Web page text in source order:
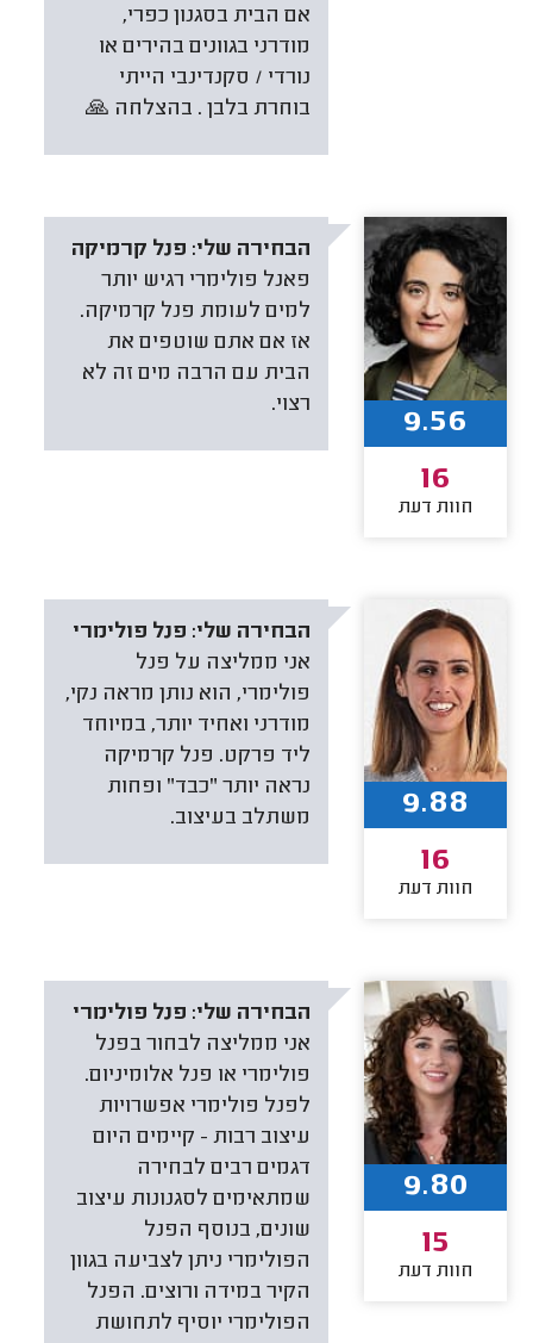
אם הבית בסגנון כפרי,
מודרני בגוונים בהירים או
נורדי / סקנדינבי הייתי
בוחרת בלבן . בהצלחה 🙏
הבחירה שלי: פנל קרמיקה
פאנל פולימרי רגיש יותר
למים לעומת פנל קרמיקה.
אז אם אתם שוטפים את
הבית עם הרבה מים זה לא
רצוי.
9.56
16
חוות דעת
הבחירה שלי: פנל פולימרי
אני ממליצה על פנל
פולימרי, הוא נותן מראה נקי,
מודרני ואחיד יותר, במיוחד
ליד פרקט. פנל קרמיקה
נראה יותר “כבד” ופחות
משתלב בעיצוב.
9.88
16
חוות דעת
הבחירה שלי: פנל פולימרי
אני ממליצה לבחור בפנל
פולימרי או פנל אלומיניום.
לפנל פולימרי אפשרויות
עיצוב רבות - קיימים היום
דגמים רבים לבחירה
שמתאימים לסגנונות עיצוב
שונים, בנוסף הפנל
הפולימרי ניתן לצביעה בגוון
הקיר במידה ורוצים. הפנל
הפולימרי יוסיף לתחושת
9.80
15
חוות דעת